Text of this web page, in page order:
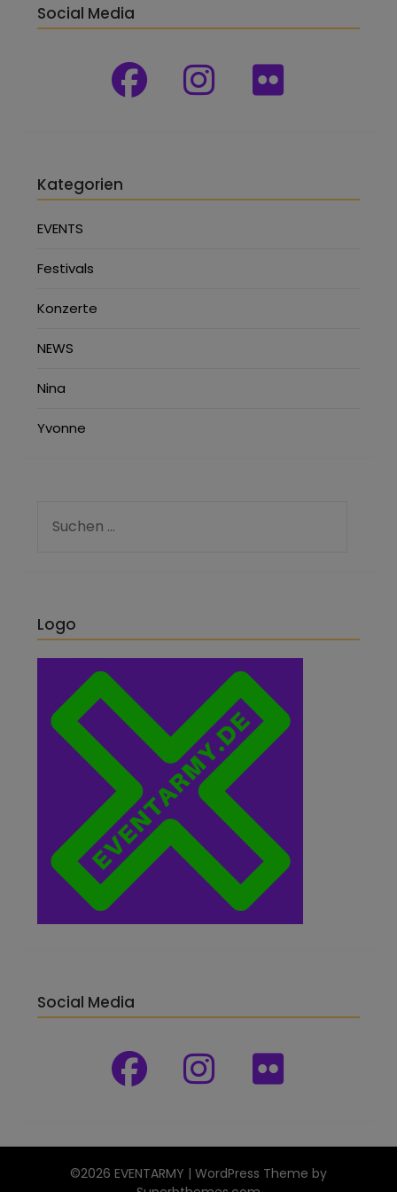
Social Media
Kategorien
EVENTS
Festivals
Konzerte
NEWS
Nina
Yvonne
Logo
Social Media
©2026 EVENTARMY | WordPress Theme by